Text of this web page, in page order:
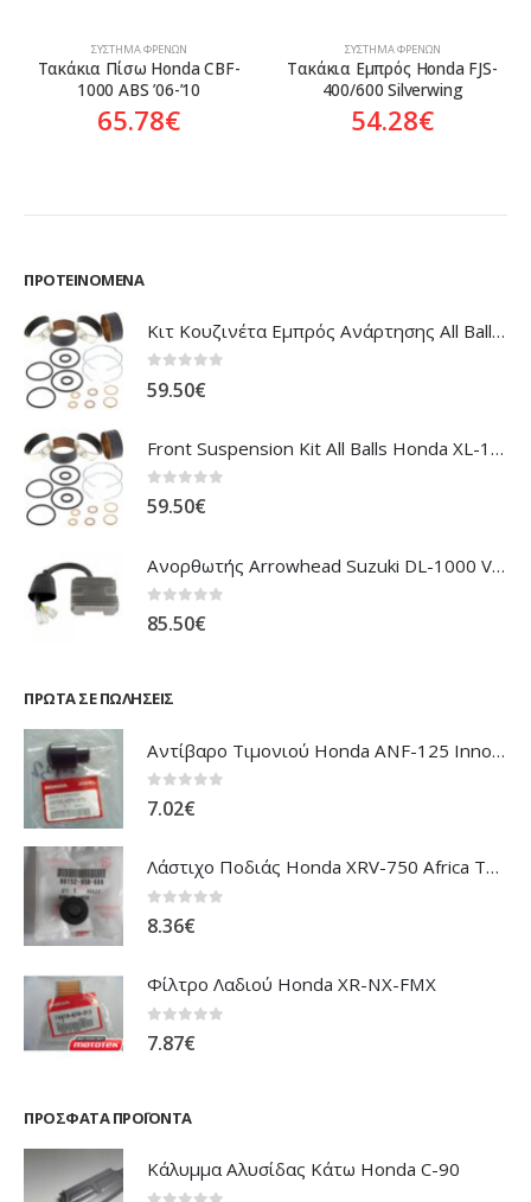
ΣΎΣΤΗΜΑ ΦΡΈΝΩΝ
Τακάκια Πίσω Honda CBF-
1000 ABS ’06-’10
65.78€
ΣΎΣΤΗΜΑ ΦΡΈΝΩΝ
Τακάκια Εμπρός Honda FJS-
400/600 Silverwing
54.28€
ΠΡΟΤΕΙΝΌΜΕΝΑ
Κιτ Κουζινέτα Εμπρός Ανάρτησης All Balls Honda CBR-1100XX Blackbird
59.50€
Front Suspension Kit All Balls Honda XL-1000V Varadero
0 out of 5
59.50€
Ανορθωτής Arrowhead Suzuki DL-1000 V'Strom
0out of 5
85.50€
ΠΡΏΤΑ ΣΕ ΠΩΛΉΣΕΙΣ
Αντίβαρο Τιμονιού Honda ANF-125 Innova
0out of 5
7.02€
Λάστιχο Ποδιάς Honda XRV-750 Africa Twin
0out of 5
8.36€
Φίλτρο Λαδιού Honda XR-NX-FMX
0out of 5
7.87€
ΠΡΌΣΦΑΤΑ ΠΡΟΪΌΝΤΑ
Κάλυμμα Αλυσίδας Κάτω Honda C-90